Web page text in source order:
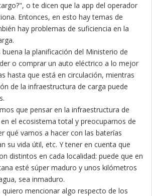
o te dicen que la app del operador
Entonces, en esto hay temas de
hay problemas de suficiencia en la
la planificación del Ministerio de
o comprar un auto eléctrico a lo mejor
hasta que está en circulación, mientras
de la infraestructura de carga puede
que pensar en la infraestructura de
el ecosistema total y preocuparnos de
qué vamos a hacer con las baterías
su vida útil, etc. Y tener en cuenta que
distintos en cada localidad: puede que en
esté súper maduro y unos kilómetros
sea inmaduro.
mencionar algo respecto de los